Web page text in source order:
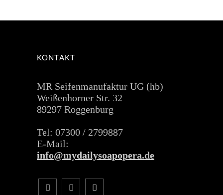
KONTAKT
MR Seifenmanufaktur UG (hb)
Weißenhorner Str. 32
89297 Roggenburg
Tel: 07300 / 2799887
E-Mail:
info@mydailysoapopera.de